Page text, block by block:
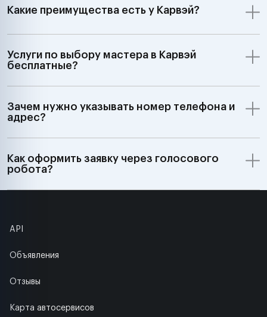
Какие преимущества есть у Карвэй?
Услуги по выбору мастера в Карвэй
бесплатные?
Зачем нужно указывать номер телефона и
адрес?
Как оформить заявку через голосового
робота?
API
Объявления
Отзывы
Карта автосервисов